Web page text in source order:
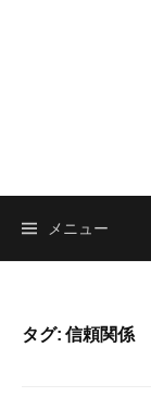
キ
プ
メニュー
タグ: 信頼関係